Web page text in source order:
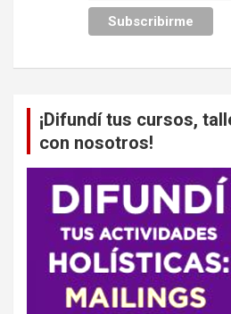
¡Difundí tus cursos,
con nosotros!